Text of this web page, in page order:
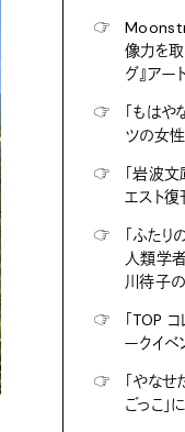
☞
像力を取
グ』アー
☞
「もは
ツの女性
☞
「岩波
エスト復
☞
「ふた
人類学
川待子の
☞
「TOP
ークイベ
☞
「やな
ごっこ」